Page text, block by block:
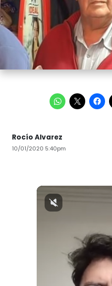
Rocío Alvarez
10/01/2020 5:40pm